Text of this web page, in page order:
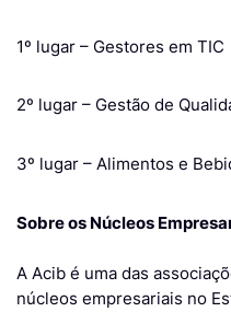
1º lugar – Gestores em TIC
2º lugar – Gestão de
3º lugar – Alimentos e
Sobre os Núcleos
A Acib é uma das
núcleos empresariais no